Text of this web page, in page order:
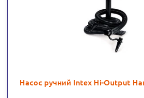
Насос ручний Intex Hi-Output